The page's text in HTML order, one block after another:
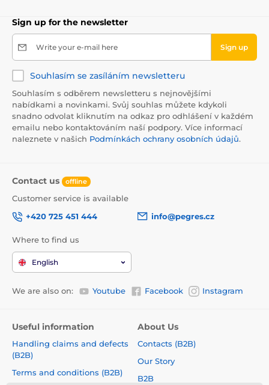
Sign up for the newsletter
Write your e-mail here Sign up
Souhlasím se zasíláním newsletteru
Souhlasím s odběrem newsletteru s nejnovějšími
nabídkami a novinkami. Svůj souhlas můžete kdykoli
snadno odvolat kliknutím na odkaz pro odhlášení v každém
emailu nebo kontaktováním naší podpory. Více informací
naleznete v našich Podmínkách ochrany osobních údajů.
Contact us offline
Customer service is available
+420 725 451 444
info@pegres.cz
Where to find us
English
We are also on: Youtube Facebook Instagram
Useful information
Handling claims and defects
(B2B)
Terms and conditions (B2B)
About Us
Contacts (B2B)
Our Story
B2B